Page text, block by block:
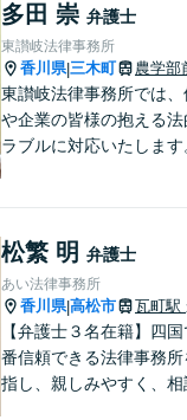
多田 崇 弁護士
東讃岐法律事務所
香川県|三木町 農学部
東讃岐法律事務所では、
や企業の皆様の抱える法
ラブルに対応いたします
松繁 明 弁護士
あい法律事務所
香川県|高松市 瓦町駅
【弁護士３名在籍】四
番信頼できる法律事務所
指し、親しみやすく、相